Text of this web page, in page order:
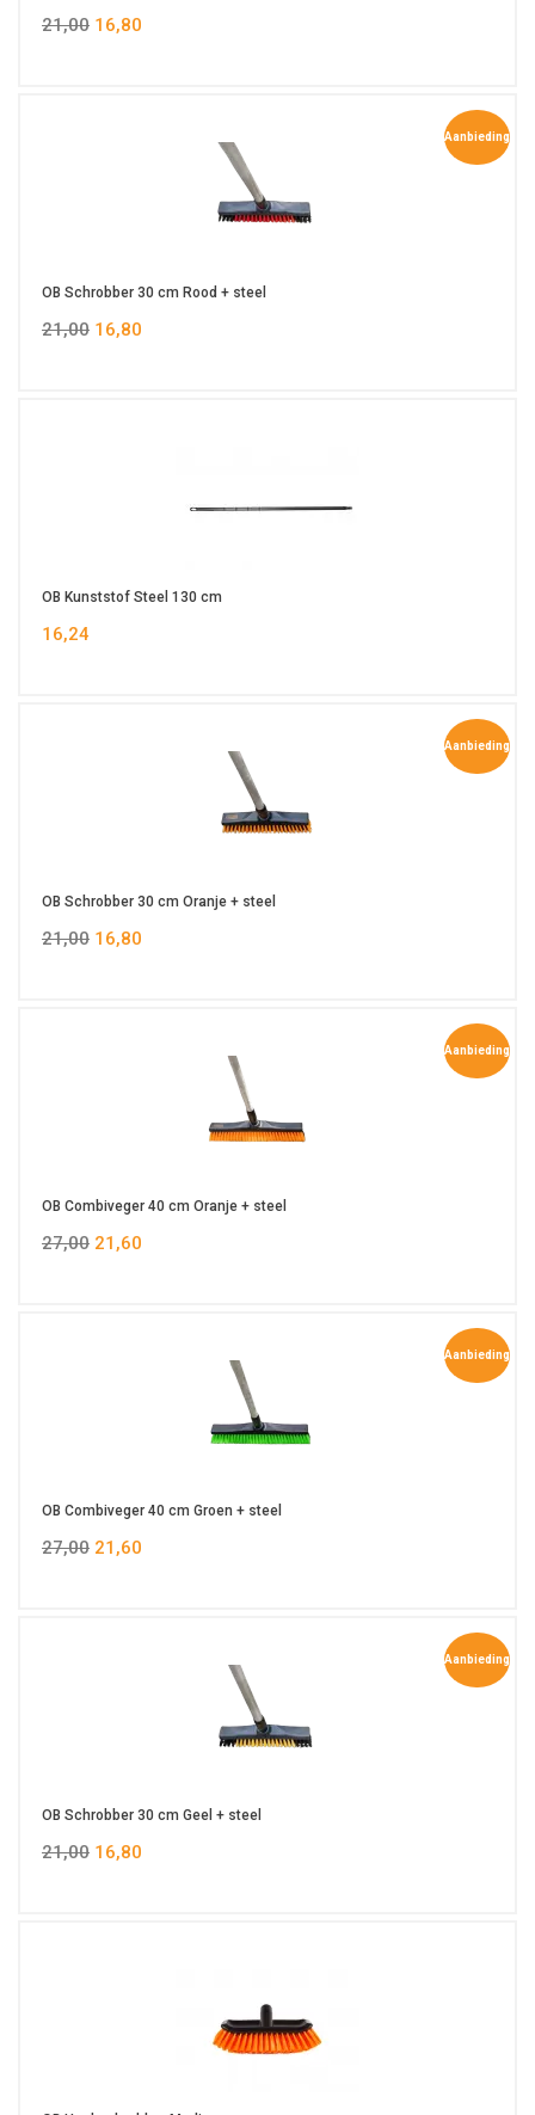
21,00 16,80
Aanbieding
OB Schrobber 30 cm Rood + steel
21,00 16,80
OB Kunststof Steel 130 cm
16,24
Aanbieding
OB Schrobber 30 cm Oranje + steel
21,00 16,80
Aanbieding
OB Combiveger 40 cm Oranje + steel
27,00 21,60
Aanbieding
OB Combiveger 40 cm Groen + steel
27,00 21,60
Aanbieding
OB Schrobber 30 cm Geel + steel
21,00 16,80